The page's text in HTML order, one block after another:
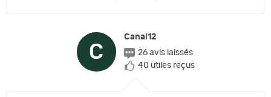
C
Canal12
26 avis laissés
40 utiles reçus